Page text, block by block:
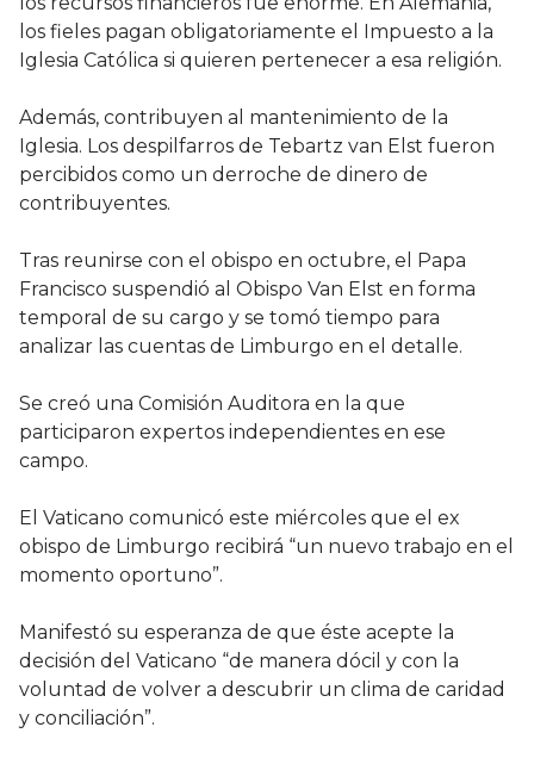
los fieles pagan obligatoriamente el Impuesto a la
Iglesia Católica si quieren pertenecer a esa religión.
Además, contribuyen al mantenimiento de la
Iglesia. Los despilfarros de Tebartz van Elst fueron
percibidos como un derroche de dinero de
contribuyentes.
Tras reunirse con el obispo en octubre, el Papa
Francisco suspendió al Obispo Van Elst en forma
temporal de su cargo y se tomó tiempo para
analizar las cuentas de Limburgo en el detalle.
Se creó una Comisión Auditora en la que
participaron expertos independientes en ese
campo.
El Vaticano comunicó este miércoles que el ex
obispo de Limburgo recibirá “un nuevo trabajo en el
momento oportuno”.
Manifestó su esperanza de que éste acepte la
decisión del Vaticano “de manera dócil y con la
voluntad de volver a descubrir un clima de caridad
y conciliación”.